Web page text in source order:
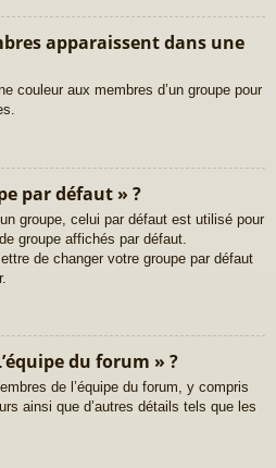
apparaissent dans une
couleur aux membres d’un groupe pour
par défaut » ?
groupe, celui par défaut est utilisé pour
groupe affichés par défaut.
de changer votre groupe par défaut
du forum » ?
de l’équipe du forum, y compris
ainsi que d’autres détails tels que les